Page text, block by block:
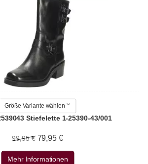
Größe Variante wählen
Stiefelette 1-25390-43/001
99,95 € 79,95 €
Mehr Informationen